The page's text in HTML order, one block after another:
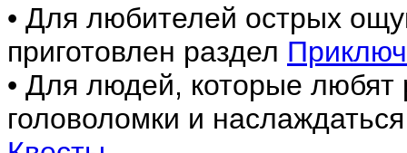
• Для любителей острых
приготовлен раздел
• Для людей, которые любят
головоломки и